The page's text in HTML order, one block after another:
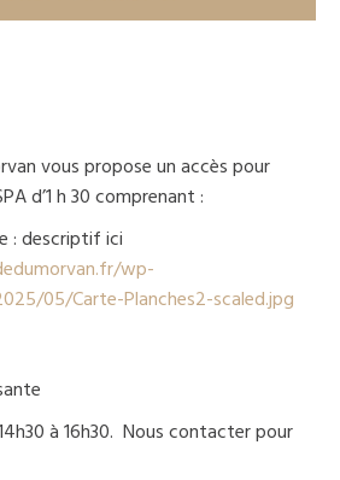
vous propose un accès pour
d’1 h 30 comprenant :
: descriptif ici
wp-
05/Carte-Planches2-scaled.jpg
à 16h30. Nous contacter pour